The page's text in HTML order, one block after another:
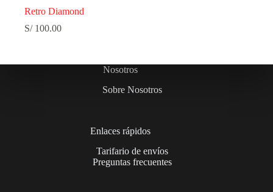
Retro Diamond
S/100.00
Nosotros
Sobre Nosotros
Enlaces rápidos
Tarifario de envíos
Preguntas frecuentes